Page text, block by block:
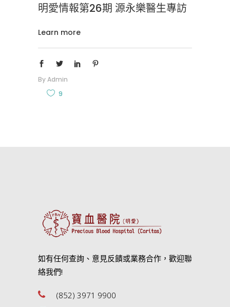
明愛情報第26期 源永樂醫生專訪
Learn more
ByAdmin
9
如有任何查詢、意見反饋或業務合作，歡迎聯
絡我們!
(852) 3971 9900